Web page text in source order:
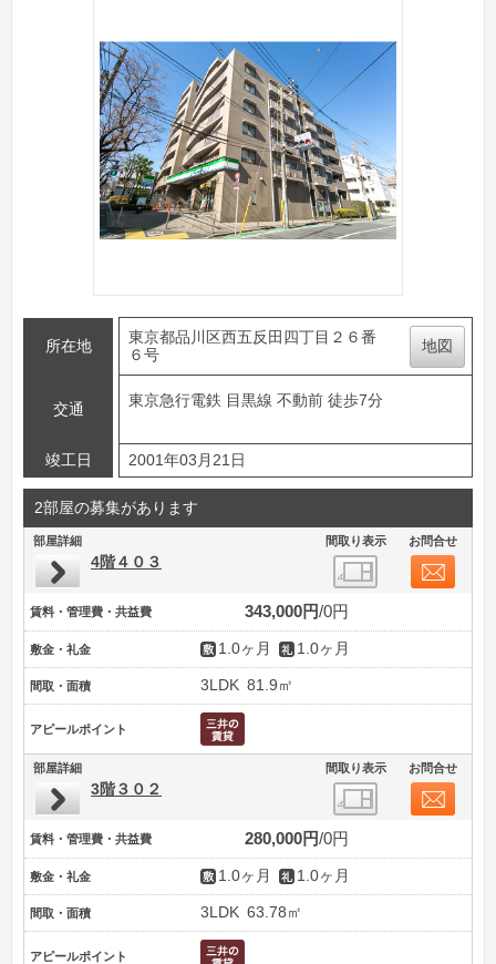
所在地
東京都品川区西五反田四丁目２６番
６号
地図
交通
東京急行電鉄 目黒線 不動前 徒歩7分
竣工日 2001年03月21日
2部屋の募集があります
部屋詳細 間取り表示 お問合せ
4階４０３
賃料・管理費・共益費 343,000円 0円
敷金・礼金 1.0ヶ月 1.0ヶ月
間取・面積 3LDK 81.9㎡
アピールポイント
部屋詳細 間取り表示 お問合せ
3階３０２
賃料・管理費・共益費 280,000円 0円
敷金・礼金 1.0ヶ月 1.0ヶ月
間取・面積 3LDK 63.78㎡
アピールポイント